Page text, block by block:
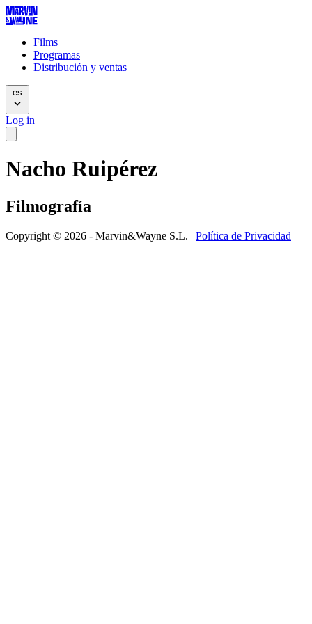
Films
Programas
Distribución y ventas
es
Log in
Nacho Ruipérez
Filmografía
Copyright © 2026 - Marvin&Wayne S.L. | Política de Privacidad